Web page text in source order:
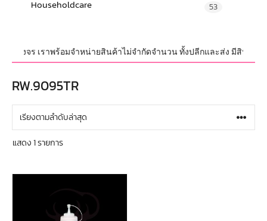
Householdcare 53
วงจร เราพร้อมจำหน่ายสินค้าไม่จำกัดจำนวน ทั้งปลีกและส่ง มีสินค้าใ
RW.9095TR
แสดง 1 รายการ